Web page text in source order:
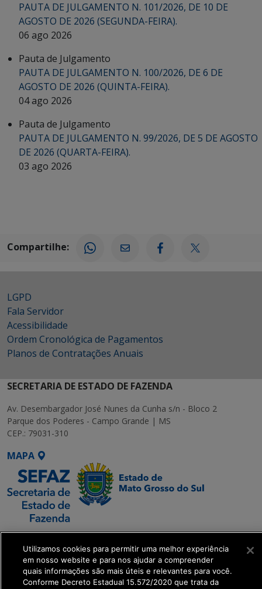
PAUTA DE JULGAMENTO N. 101/2026, DE 10 DE
AGOSTO DE 2026 (SEGUNDA-FEIRA).
06 ago 2026
Pauta de Julgamento
PAUTA DE JULGAMENTO N. 100/2026, DE 6 DE
AGOSTO DE 2026 (QUINTA-FEIRA).
04 ago 2026
Pauta de Julgamento
PAUTA DE JULGAMENTO N. 99/2026, DE 5 DE AGOSTO
DE 2026 (QUARTA-FEIRA).
03 ago 2026
Compartilhe:
LGPD
Fala Servidor
Acessibilidade
Ordem Cronológica de Pagamentos
Planos de Contratações Anuais
SECRETARIA DE ESTADO DE FAZENDA
Av. Desembargador José Nunes da Cunha s/n - Bloco 2
Parque dos Poderes - Campo Grande | MS
CEP.: 79031-310
MAPA
SETDIG | Secretaria-
Executiva de
Transformação Digital
Utilizamos cookies para permitir uma melhor experiência
em nosso website e para nos ajudar a compreender
quais informações são mais úteis e relevantes para você.
Conforme Decreto Estadual 15.572/2020 que trata da